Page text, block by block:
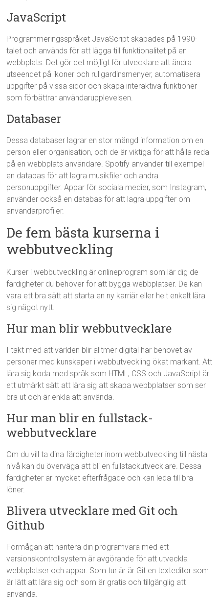
JavaScript
Programmeringsspråket JavaScript skapades på 1990-
talet och används för att lägga till funktionalitet på en
webbplats. Det gör det möjligt för utvecklare att ändra
utseendet på ikoner och rullgardinsmenyer, automatisera
uppgifter på vissa sidor och skapa interaktiva funktioner
som förbättrar användarupplevelsen.
Databaser
Dessa databaser lagrar en stor mängd information om en
person eller organisation, och de är viktiga för att hålla reda
på en webbplats användare. Spotify använder till exempel
en databas för att lagra musikfiler och andra
personuppgifter. Appar för sociala medier, som Instagram,
använder också en databas för att lagra uppgifter om
användarprofiler.
De fem bästa kurserna i
webbutveckling
Kurser i webbutveckling är onlineprogram som lär dig de
färdigheter du behöver för att bygga webbplatser. De kan
vara ett bra sätt att starta en ny karriär eller helt enkelt lära
sig något nytt.
Hur man blir webbutvecklare
I takt med att världen blir alltmer digital har behovet av
personer med kunskaper i webbutveckling ökat markant. Att
lära sig koda med språk som HTML, CSS och JavaScript är
ett utmärkt sätt att lära sig att skapa webbplatser som ser
bra ut och är enkla att använda.
Hur man blir en fullstack-
webbutvecklare
Om du vill ta dina färdigheter inom webbutveckling till nästa
nivå kan du överväga att bli en fullstackutvecklare. Dessa
färdigheter är mycket efterfrågade och kan leda till bra
löner.
Blivera utvecklare med Git och
Github
Förmågan att hantera din programvara med ett
versionskontrollsystem är avgörande för att utveckla
webbplatser och appar. Som tur är är Git en texteditor som
är lätt att lära sig och som är gratis och tillgänglig att
använda.